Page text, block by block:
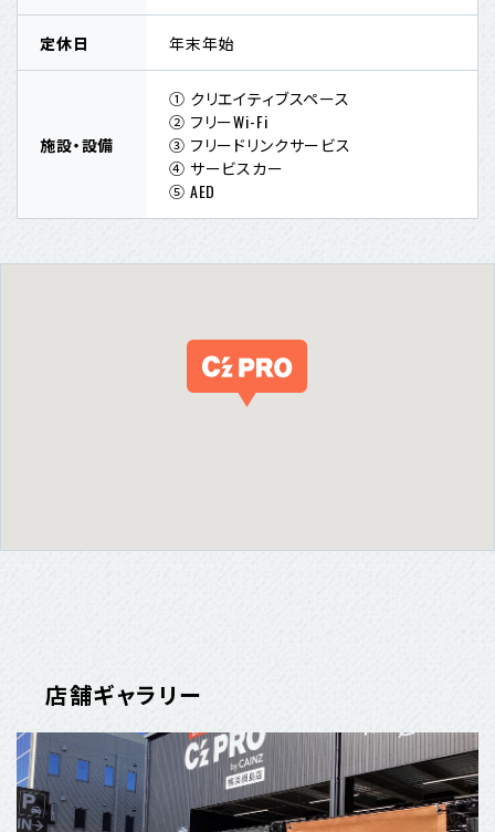
定休日 年末年始
施設・設備
① クリエイティブスペース
② フリーWi-Fi
③ フリードリンクサービス
④ サービスカー
⑤ AED
店舗ギャラリー